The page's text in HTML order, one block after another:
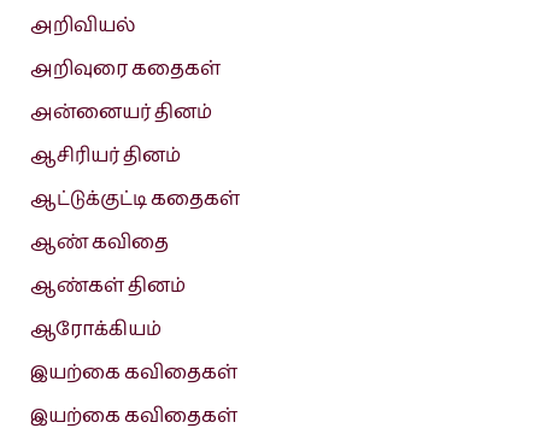
அறிவியல்
அறிவுரை கதைகள்
அன்னையர் தினம்
ஆசிரியர் தினம்
ஆட்டுக்குட்டி கதைகள்
ஆண் கவிதை
ஆண்கள் தினம்
ஆரோக்கியம்
இயற்கை கவிதைகள்
இயற்கை கவிதைகள்